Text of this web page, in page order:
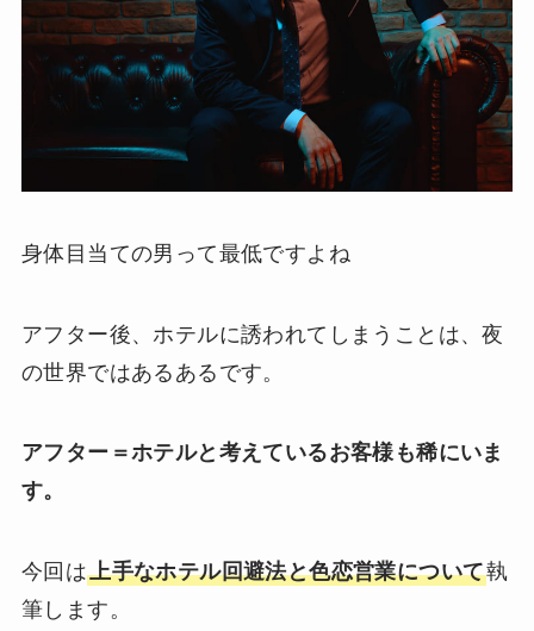
身体目当ての男って最低ですよね
アフター後、ホテルに誘われてしまうことは、夜
の世界ではあるあるです。
アフター＝ホテルと考えているお客様も稀にいま
す。
今回は上手なホテル回避法と色恋営業について執
筆します。